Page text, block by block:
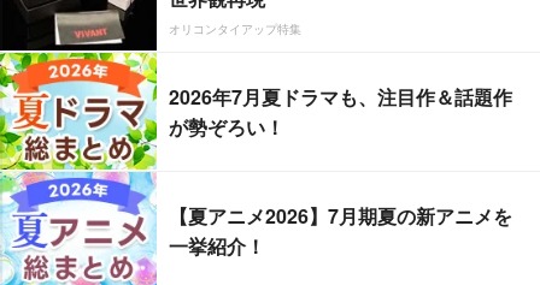
オリコンタイアップ特集
2026年7月夏ドラマも、注目作＆話題作
が勢ぞろい！
【夏アニメ2026】7月期夏の新アニメを
一挙紹介！